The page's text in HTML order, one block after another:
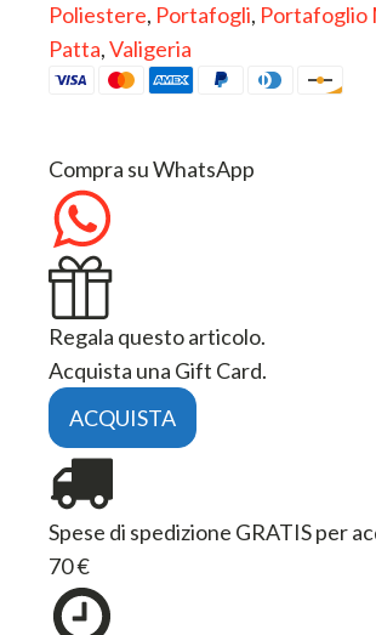
Poliestere, Portafogli, Portafoglio
Patta,Valigeria
Compra su WhatsApp
Regala questo articolo.
Acquista una Gift Card.
ACQUISTA
Spese di spedizione GRATIS per
70 €